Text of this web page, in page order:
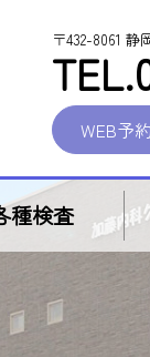
〒432-8061 静
WEB予
種検査